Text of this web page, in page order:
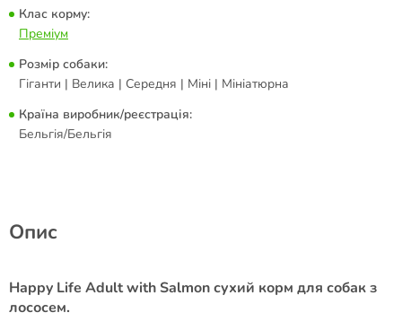
Клас корму:
Преміум
Розмір собаки:
Гіганти | Велика | Середня | Міні | Мініатюрна
Країна виробник/реєстрація:
Бельгія/Бельгія
Опис
Happy Life Adult with Salmon сухий корм для собак з
лососем.